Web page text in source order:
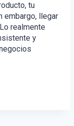
tu
embargo, llegar
realmente
y